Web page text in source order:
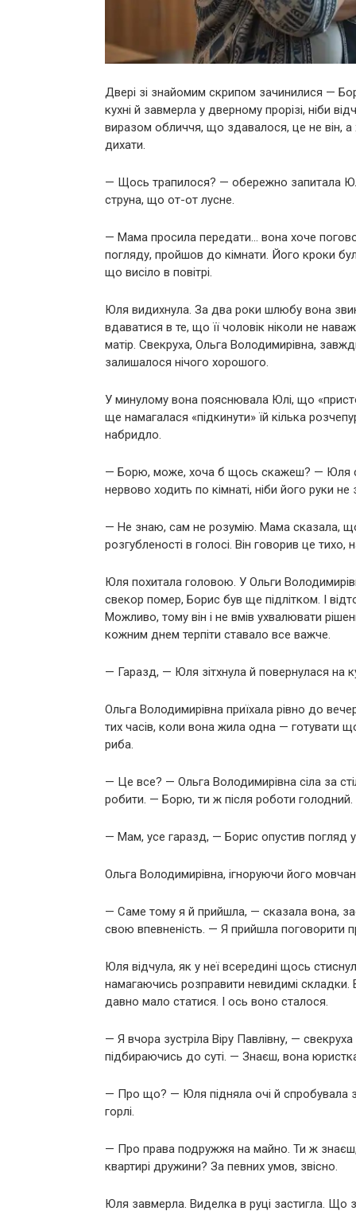
Двері зі знайомим скрипом зачинилися —
кухні й завмерла у дверному прорізі, ніби
виразом обличчя, що здавалося, це не він, а
дихати.
— Щось трапилося? — обережно запитала
струна, що от-от лусне.
— Мама просила передати… вона хоче
погляду, пройшов до кімнати. Його кроки
що висіло в повітрі.
Юля видихнула. За два роки шлюбу вона
вдаватися в те, що її чоловік ніколи не
матір. Свекруха, Ольга Володимирівна,
залишалося нічого хорошого.
У минулому вона пояснювала Юлі, що
ще намагалася «підкинути» їй кілька
набридло.
— Борю, може, хоча б щось скажеш? — Юля
нервово ходить по кімнаті, ніби його руки не
— Не знаю, сам не розумію. Мама сказала,
розгубленості в голосі. Він говорив це
Юля похитала головою. У Ольги
свекор помер, Борис був ще підлітком. І
Можливо, тому він і не вмів ухвалювати
кожним днем терпіти ставало все важче.
— Гаразд, — Юля зітхнула й повернулася на
Ольга Володимирівна приїхала рівно до
тих часів, коли вона жила одна — готувати
риба.
— Це все? — Ольга Володимирівна сіла за
робити. — Борю, ти ж після роботи голодний.
— Мам, усе гаразд, — Борис опустив погляд
Ольга Володимирівна, ігноруючи його
— Саме тому я й прийшла, — сказала вона,
свою впевненість. — Я прийшла поговорити
Юля відчула, як у неї всередині щось
намагаючись розправити невидимі
давно мало статися. І ось воно сталося.
— Я вчора зустріла Віру Павлівну, —
підбираючись до суті. — Знаєш, вона
— Про що? — Юля підняла очі й спробувала
горлі.
— Про права подружжя на майно. Ти ж
квартирі дружини? За певних умов, звісно.
Юля завмерла. Виделка в руці застигла. Що